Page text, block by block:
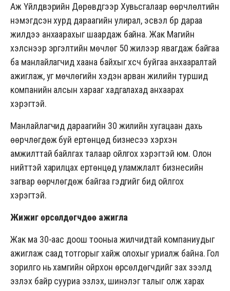
Аж Үйлдвэрийн Дөрөвдүгээр Хувьсгалаар өөрчлөлтийн
нэмэгдсэн хурд дараагийн улирал, эсвэл бүр дараа
жилдээ анхаарахыг шаардаж байна. Жак Магийн
хэлснээр эргэлтийн мөчлөг 50 жилээр явагдаж байгаа
ба манлайлагчид хаана байхыг хүсч буйгаа анхааралтай
ажиглаж, уг мөчлөгийн хэдэн арван жилийн туршид
компанийн алсын харааг хадгалахад анхаарах
хэрэгтэй.
Манлайлагчид дараагийн 30 жилийн хугацаан дахь
өөрчлөгдөж буй ертөнцөд бизнесээ хэрхэн
амжилттай байлгах талаар ойлгох хэрэгтэй юм. Олон
нийттэй харилцах ертөнцөд уламжлалт бизнесийн
загвар өөрчлөгдөж байгаа гэдгийг бид ойлгох
хэрэгтэй.
Жижиг өрсөлдөгчдөө ажигла
Жак ма 30-аас доош тооныа жилчидтай компаниудыг
ажиглаж саад тотгорыг хайж олохыг уриалж байна. Гол
зорилго нь хамгийн ойрхон өрсөлдөгчдийг зах зээлд
эзлэх байр сууриа эзлэх, шинэлэг талыг олж харах